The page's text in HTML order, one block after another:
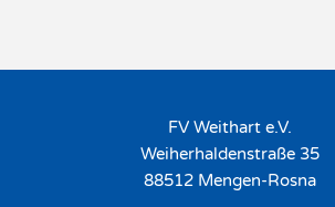
FV Weithart e.V.
Weiherhaldenstraße 35
88512 Mengen-Rosna